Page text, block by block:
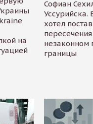
на
Софиан
Уссурийска.
хотел
незаконном
границы